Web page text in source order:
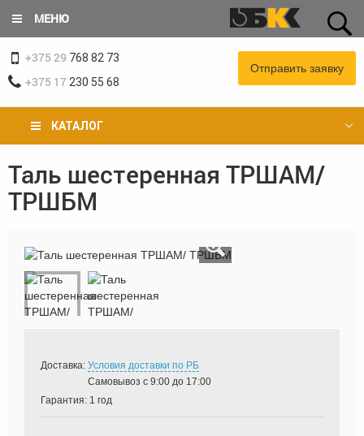
основному
содержанию
МЕНЮ
+375 29 768 82 73
+375 17 230 55 68
Отправить заявку
КАТАЛОГ
Вы
здесь
Таль шестеренная ТРШАМ/
ТРШБМ
Доставка: Условия доставки по РБ
Самовывоз с 9:00 до 17:00
Гарантия: 1 год